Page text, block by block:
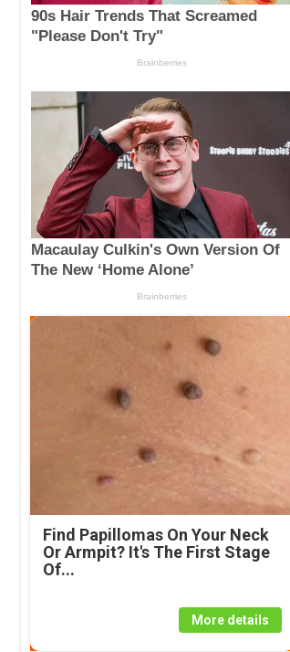
Find Papillomas On Your Neck
Or Armpit? It's The First Stage
Of...
More details